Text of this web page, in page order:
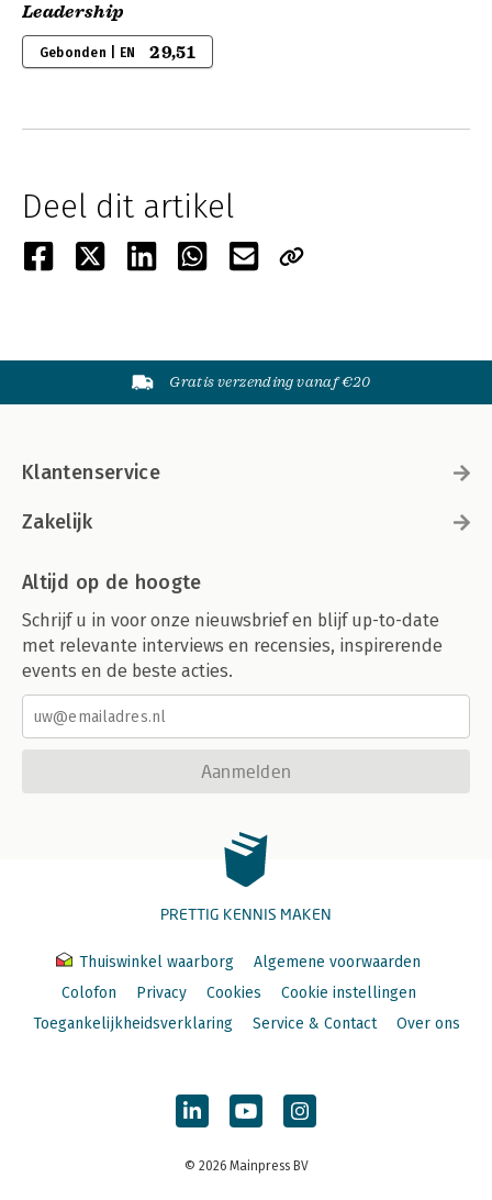
Leadership
Gebonden | EN 29,51
Deel dit artikel
Gratis verzending vanaf €20
Klantenservice
Zakelijk
Altijd op de hoogte
Schrijf u in voor onze nieuwsbrief en blijf up-to-date
met relevante interviews en recensies, inspirerende
events en de beste acties.
Aanmelden
PRETTIG KENNIS MAKEN
Thuiswinkel waarborg
Algemene voorwaarden
Colofon
Privacy Cookies
Cookie instellingen
Toegankelijkheidsverklaring
Service & Contact Over ons
© 2026 Mainpress BV